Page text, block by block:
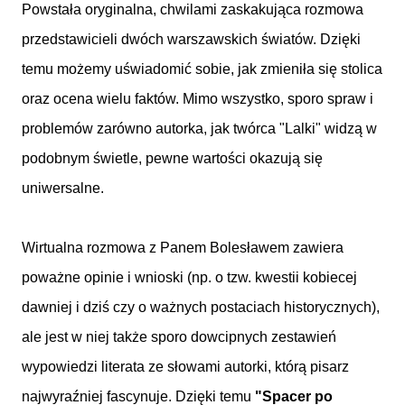
Powstała oryginalna, chwilami zaskakująca rozmowa
przedstawicieli dwóch warszawskich światów. Dzięki
temu możemy uświadomić sobie, jak zmieniła się stolica
oraz ocena wielu faktów. Mimo wszystko, sporo spraw i
problemów zarówno autorka, jak twórca "Lalki" widzą w
podobnym świetle, pewne wartości okazują się
uniwersalne.
Wirtualna rozmowa z Panem Bolesławem zawiera
poważne opinie i wnioski (np. o tzw. kwestii kobiecej
dawniej i dziś czy o ważnych postaciach historycznych),
ale jest w niej także sporo dowcipnych zestawień
wypowiedzi literata ze słowami autorki, którą pisarz
najwyraźniej fascynuje. Dzięki temu "Spacer po